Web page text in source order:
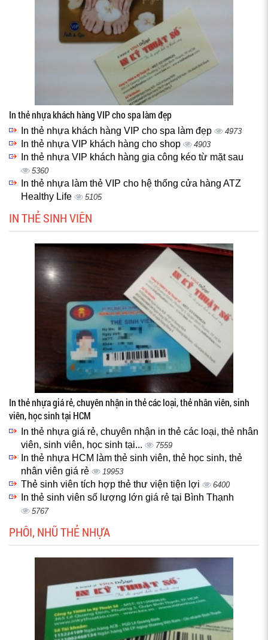
In thẻ nhựa khách hàng VIP cho spa làm đẹp
In thẻ nhựa khách hàng VIP cho spa làm đẹp 4973
In thẻ nhựa VIP khách hàng cho shop 4903
In thẻ nhựa VIP khách hàng gia công kéo từ mặt sau
5360
In thẻ nhựa làm thẻ VIP cho hệ thống cửa hàng ATZ
Healthy Life
5105
IN THẺ SINH VIÊN
In thẻ nhựa giá rẻ, chuyên nhận in thẻ các loại, thẻ nhân viên, sinh
viên, học sinh tại HCM
In thẻ nhựa giá rẻ, chuyên nhận in thẻ các loại, thẻ nhân
viên, sinh viên, học sinh tại...
7559
In thẻ nhựa HCM làm thẻ sinh viên, thẻ học sinh, thẻ
nhân viên giá rẻ
19953
Thẻ sinh viên tích hợp thẻ thư viện tiện lợi 6400
In thẻ sinh viên số lượng lớn giá rẻ tại Bình Thạnh
5767
PHÔI, NHŨ THẺ NHỰA